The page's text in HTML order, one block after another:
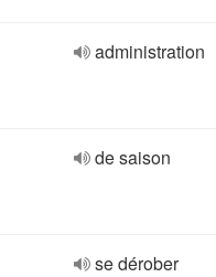
administration
de saison
se dérober